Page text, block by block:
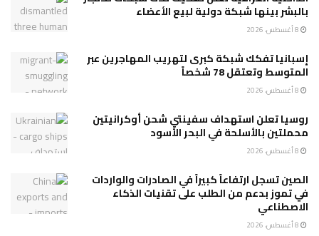
بالبشر بينها شبكة دولية لبيع الأعضاء
إسبانيا تفكك شبكة كبرى لتهريب المهاجرين عبر
المتوسط وتعتقل 78 شخصاً
روسيا تعلن استهداف سفينتي شحن أوكرانيتين
محملتين بالأسلحة في البحر الأسود
الصين تسجل ارتفاعاً كبيراً في الصادرات والواردات
في تموز بدعم من الطلب على تقنيات الذكاء
الاصطناعي